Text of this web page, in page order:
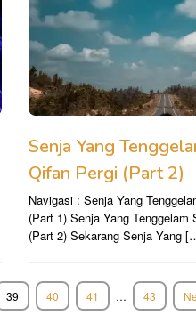
Senja Yang
Qifan Pergi (Part 2)
Navigasi : Senja Yang
(Part 1) Senja Yang Tenggelam
(Part 2) Sekarang Senja Yang
39 40 41 … 43